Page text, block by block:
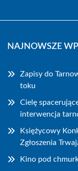
NAJNOWSZE
Zapisy do
toku
Cielę
interwencja
Księżycowy
Zgłoszenia
Kino pod